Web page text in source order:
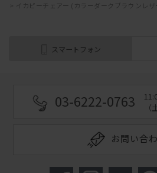
イカピーチェアー (カラーダークブラウンレザ
スマートフォン
03-6222-0763
お問い合